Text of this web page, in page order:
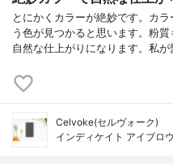
とにかくカラーが絶妙です。カ
う色が見つかると思います。粉
自然な仕上がりになります。私
Celvoke(セルヴォーク)
インディケイト アイブロ